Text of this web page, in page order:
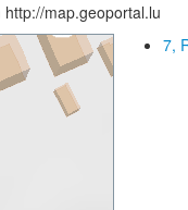
map.geoportal.lu
7,